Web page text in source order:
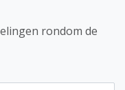
rondom de